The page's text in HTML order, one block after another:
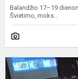
Balandžio 17–19
Švietimo, moks...